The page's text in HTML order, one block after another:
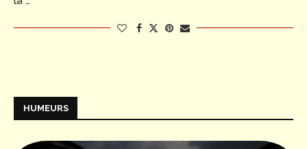
HUMEURS